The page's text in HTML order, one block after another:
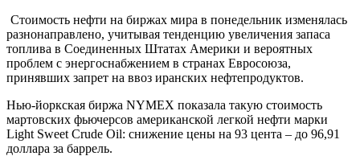
Стоимость нефти на биржах мира в понедельник изменялась
разнонаправлено, учитывая тенденцию увеличения запаса
топлива в Соединенных Штатах Америки и вероятных
проблем с энергоснабжением в странах Евросоюза,
принявших запрет на ввоз иранских нефтепродуктов.
Нью-йоркская биржа NYMEХ показала такую стоимость
мартовских фьючерсов американской легкой нефти марки
Light Sweet Crude Oil: снижение цены на 93 цента – до 96,91
доллара за баррель.